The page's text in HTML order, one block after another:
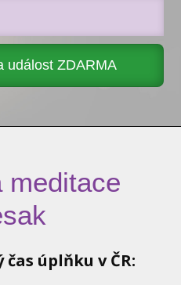
událost ZDARMA
meditace
úplňku v ČR: